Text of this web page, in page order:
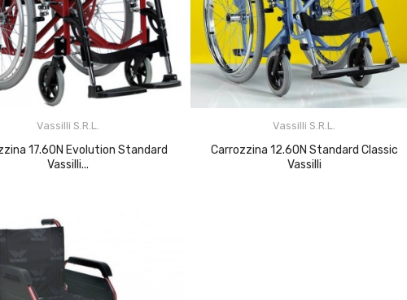
Vassilli S.r.l.
Vassilli...
Vassilli S.r.l.
Carrozzina 12.60N Standard Classic
Vassilli